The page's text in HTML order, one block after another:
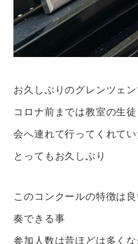
お久しぶりのグレンツェ
コロナ前までは教室の生
会へ連れて行ってくれて
とってもお久しぶり
このコンクールの特徴は
奏できる事
参加人数は昔ほどは多く